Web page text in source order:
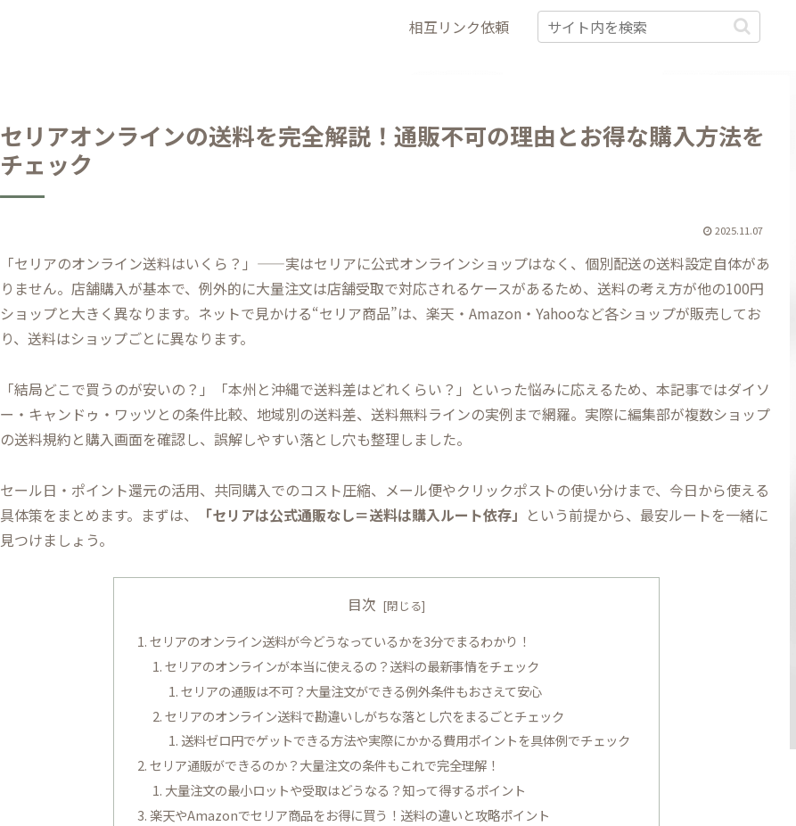
相互リンク依頼
セリアオンラインの送料を完全解説！通販不可の理由とお得な購入方法を
チェック
2025.11.07
「セリアのオンライン送料はいくら？」——実はセリアに公式オンラインショップはなく、個別配送の送料設定自体があ
りません。店舗購入が基本で、例外的に大量注文は店舗受取で対応されるケースがあるため、送料の考え方が他の100円
ショップと大きく異なります。ネットで見かける“セリア商品”は、楽天・Amazon・Yahooなど各ショップが販売してお
り、送料はショップごとに異なります。
「結局どこで買うのが安いの？」「本州と沖縄で送料差はどれくらい？」といった悩みに応えるため、本記事ではダイソ
ー・キャンドゥ・ワッツとの条件比較、地域別の送料差、送料無料ラインの実例まで網羅。実際に編集部が複数ショップ
の送料規約と購入画面を確認し、誤解しやすい落とし穴も整理しました。
セール日・ポイント還元の活用、共同購入でのコスト圧縮、メール便やクリックポストの使い分けまで、今日から使える
具体策をまとめます。まずは、
「セリアは公式通販なし＝送料は購入ルート依存」 という前提から、最安ルートを一緒に
見つけましょう。
目次
セリアのオンライン送料が今どうなっているかを3分でまるわかり！
セリアのオンラインが本当に使えるの？送料の最新事情をチェック
セリアの通販は不可？大量注文ができる例外条件もおさえて安心
セリアのオンライン送料で勘違いしがちな落とし穴をまるごとチェック
送料ゼロ円でゲットできる方法や実際にかかる費用ポイントを具体例でチェック
セリア通販ができるのか？大量注文の条件もこれで完全理解！
大量注文の最小ロットや受取はどうなる？知って得するポイント
楽天やAmazonでセリア商品をお得に買う！送料の違いと攻略ポイント